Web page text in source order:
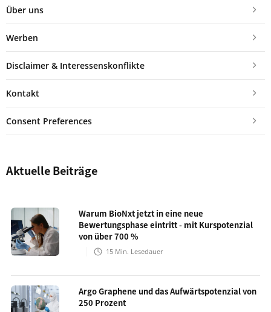
Über uns
Werben
Disclaimer & Interessenskonflikte
Kontakt
Consent Preferences
Aktuelle Beiträge
Warum BioNxt jetzt in eine neue
Bewertungsphase eintritt - mit Kurspotenzial
von über 700 %
15 Min. Lesedauer
Argo Graphene und das Aufwärtspotenzial von
250 Prozent